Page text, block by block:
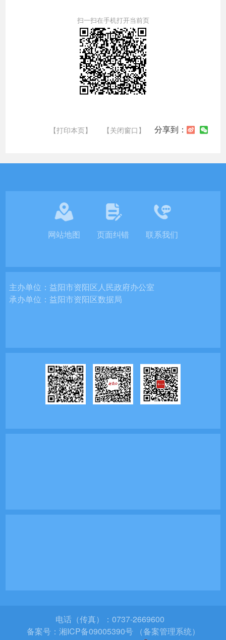
扫一扫在手机打开当前页
【打印本页】 【关闭窗口】 分享到：
网站地图 页面纠错 联系我们
主办单位：益阳市资阳区人民政府办公室
承办单位：益阳市资阳区数据局
电话（传真）：0737-2669600
备案号： 湘ICP备09005390号 （备案管理系统）